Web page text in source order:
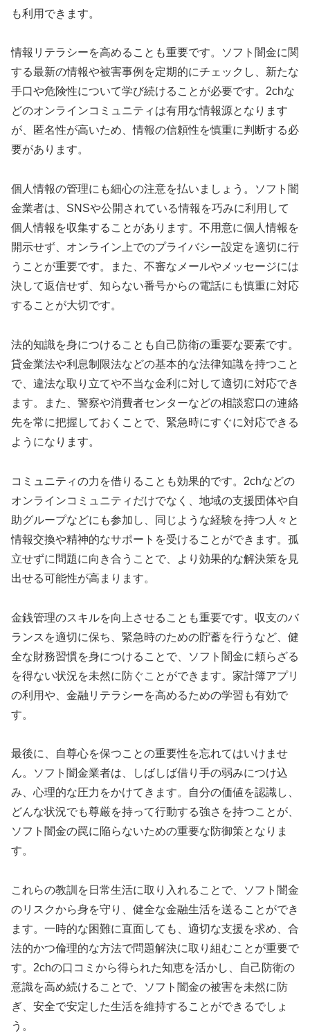
も利用できます。
情報リテラシーを高めることも重要です。ソフト闇金に関
する最新の情報や被害事例を定期的にチェックし、新たな
手口や危険性について学び続けることが必要です。2chな
どのオンラインコミュニティは有用な情報源となります
が、匿名性が高いため、情報の信頼性を慎重に判断する必
要があります。
個人情報の管理にも細心の注意を払いましょう。ソフト闇
金業者は、SNSや公開されている情報を巧みに利用して
個人情報を収集することがあります。不用意に個人情報を
開示せず、オンライン上でのプライバシー設定を適切に行
うことが重要です。また、不審なメールやメッセージには
決して返信せず、知らない番号からの電話にも慎重に対応
することが大切です。
法的知識を身につけることも自己防衛の重要な要素です。
貸金業法や利息制限法などの基本的な法律知識を持つこと
で、違法な取り立てや不当な金利に対して適切に対応でき
ます。また、警察や消費者センターなどの相談窓口の連絡
先を常に把握しておくことで、緊急時にすぐに対応できる
ようになります。
コミュニティの力を借りることも効果的です。2chなどの
オンラインコミュニティだけでなく、地域の支援団体や自
助グループなどにも参加し、同じような経験を持つ人々と
情報交換や精神的なサポートを受けることができます。孤
立せずに問題に向き合うことで、より効果的な解決策を見
出せる可能性が高まります。
金銭管理のスキルを向上させることも重要です。収支のバ
ランスを適切に保ち、緊急時のための貯蓄を行うなど、健
全な財務習慣を身につけることで、ソフト闇金に頼らざる
を得ない状況を未然に防ぐことができます。家計簿アプリ
の利用や、金融リテラシーを高めるための学習も有効で
す。
最後に、自尊心を保つことの重要性を忘れてはいけませ
ん。ソフト闇金業者は、しばしば借り手の弱みにつけ込
み、心理的な圧力をかけてきます。自分の価値を認識し、
どんな状況でも尊厳を持って行動する強さを持つことが、
ソフト闇金の罠に陥らないための重要な防御策となりま
す。
これらの教訓を日常生活に取り入れることで、ソフト闇金
のリスクから身を守り、健全な金融生活を送ることができ
ます。一時的な困難に直面しても、適切な支援を求め、合
法的かつ倫理的な方法で問題解決に取り組むことが重要で
す。2chの口コミから得られた知恵を活かし、自己防衛の
意識を高め続けることで、ソフト闇金の被害を未然に防
ぎ、安全で安定した生活を維持することができるでしょ
う。